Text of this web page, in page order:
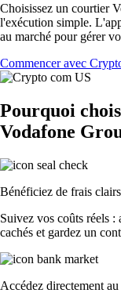
Choisissez un courtier
l'exécution simple.
au marché pour gérer
Commencer avec
Pourquoi
Vodafone
Bénéficiez de frais clairs
Suivez vos coûts réels
cachés et gardez un
Accédez directement